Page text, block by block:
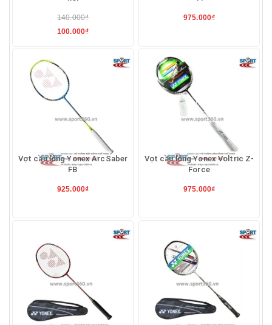
140.000₫
100.000₫
975.000₫
Vợt cầu lông Yonex ArcSaber
FB
925.000₫
Vợt cầu lông Yonex Voltric Z-
Force
975.000₫